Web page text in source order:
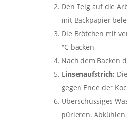
Den Teig auf die
mit Backpapier
Die Brötchen mit
°C backen.
Nach dem Backen
Linsenaufstrich:
gegen Ende der
Überschüssiges
pürieren. Abkühlen